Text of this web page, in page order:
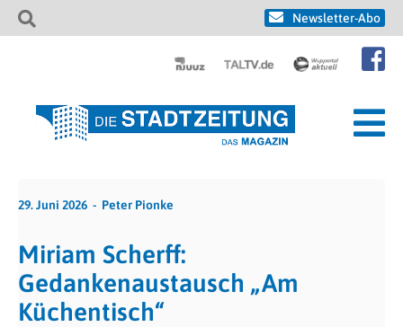
Newsletter-Abo
29. Juni 2026 Peter Pionke
Miriam Scherff:
Gedankenaustausch „Am
Küchentisch“